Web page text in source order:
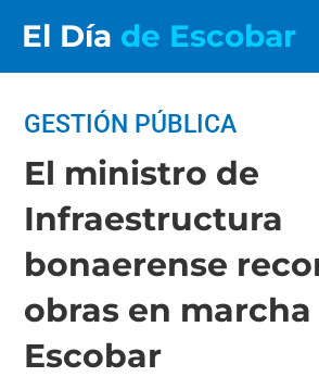
El Día de Escobar
GESTIÓN PÚBLICA
El ministro de
Infraestructura
bonaerense
obras en marcha
Escobar